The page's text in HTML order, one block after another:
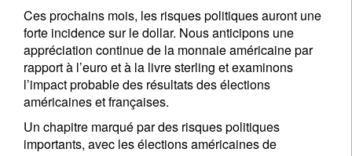
Ces prochains mois, les risques politiques auront une
forte incidence sur le dollar. Nous anticipons une
appréciation continue de la monnaie américaine par
rapport à l’euro et à la livre sterling et examinons
l’impact probable des résultats des élections
américaines et françaises.
Un chapitre marqué par des risques politiques
importants, avec les élections américaines de